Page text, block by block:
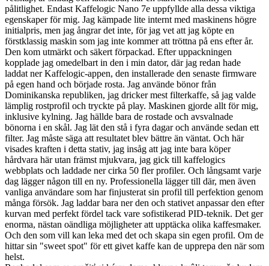
pålitlighet. Endast Kaffelogic Nano 7e uppfyllde alla dessa viktiga
egenskaper för mig. Jag kämpade lite internt med maskinens högre
initialpris, men jag ångrar det inte, för jag vet att jag köpte en
förstklassig maskin som jag inte kommer att tröttna på ens efter år.
Den kom utmärkt och säkert förpackad. Efter uppackningen
kopplade jag omedelbart in den i min dator, där jag redan hade
laddat ner Kaffelogic-appen, den installerade den senaste firmware
på egen hand och började rosta. Jag använde bönor från
Dominikanska republiken, jag dricker mest filterkaffe, så jag valde
lämplig rostprofil och tryckte på play. Maskinen gjorde allt för mig,
inklusive kylning. Jag hällde bara de rostade och avsvalnade
bönorna i en skål. Jag lät den stå i fyra dagar och använde sedan ett
filter. Jag måste säga att resultatet blev bättre än väntat. Och här
visades kraften i detta stativ, jag insåg att jag inte bara köper
hårdvara här utan främst mjukvara, jag gick till kaffelogics
webbplats och laddade ner cirka 50 fler profiler. Och långsamt varje
dag lägger någon till en ny. Professionella lägger till där, men även
vanliga användare som har finjusterat sin profil till perfektion genom
många försök. Jag laddar bara ner den och stativet anpassar den efter
kurvan med perfekt fördel tack vare sofistikerad PID-teknik. Det ger
enorma, nästan oändliga möjligheter att upptäcka olika kaffesmaker.
Och den som vill kan leka med det och skapa sin egen profil. Om de
hittar sin "sweet spot" för ett givet kaffe kan de upprepa den när som
helst.